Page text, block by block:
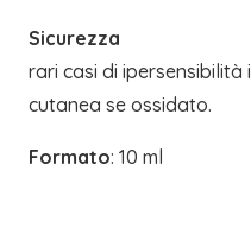
Sicurezza
rari casi di ipersensibilità
cutanea se ossidato.
Formato: 10 ml